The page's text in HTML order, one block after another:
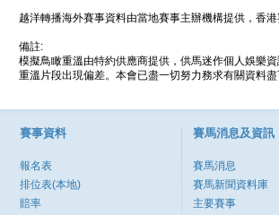
越洋轉播海外賽事資料由當地賽事主辦機構提供，香
備註:
模擬鳥瞰重溫由特約供應商提供，供馬迷作個人娛樂
重溫片段出現偏差。本會已盡一切努力務求有關資料
賽事資料
報名表
排位表(本地)
賠率
賽馬消息及資訊
賽馬消息
賽馬新聞資料庫
主要賽事